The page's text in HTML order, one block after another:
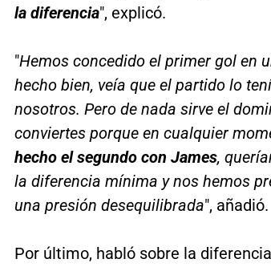
la diferencia", explicó.
"Hemos concedido el primer gol en
hecho bien, veía que el partido lo
nosotros. Pero de nada sirve el
conviertes porque en cualquier
hecho el segundo con James,
la diferencia mínima y nos hemos
una presión desequilibrada", añadió.
Por último, habló sobre la